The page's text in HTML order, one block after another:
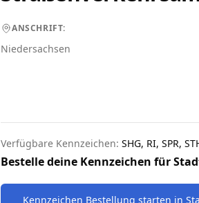
ANSCHRIFT:
Niedersachsen
Verfügbare Kennzeichen: SHG, RI, SPR,
Bestelle deine Kennzeichen für
Kennzeichen Bestellung starten in